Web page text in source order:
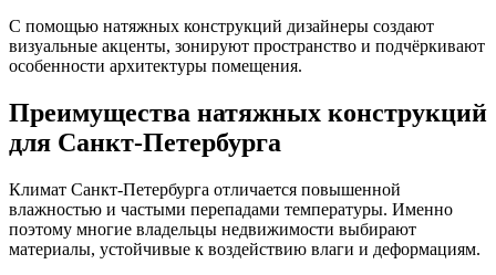
С помощью натяжных конструкций дизайнеры создают
визуальные акценты, зонируют пространство и подчёркивают
особенности архитектуры помещения.
Преимущества натяжных конструкций
для Санкт-Петербурга
Климат Санкт-Петербурга отличается повышенной
влажностью и частыми перепадами температуры. Именно
поэтому многие владельцы недвижимости выбирают
материалы, устойчивые к воздействию влаги и деформациям.